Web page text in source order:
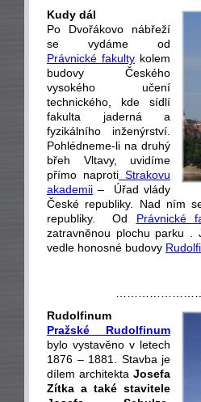
Kudy dál
Po Dvořákovo nábřeží
se vydáme od
Právnické fakulty kolem
budovy Českého
vysokého učení
technického, kde sídlí
fakulta jaderná a
fyzikálního inženýrství.
Pohlédneme-li na druhý
břeh Vltavy, uvidíme
přímo naproti Strakovu
akademii – Úřad vlády
České republiky. Nad ním
republiky. Od Právnické
zatravněnou plochu parku .
vedle honosné budovy
Rudolfinum
Pražské Rudolfinum
bylo vystavěno v letech
1876 – 1881. Stavba je
dílem architekta Josefa
Zítka a také stavitele